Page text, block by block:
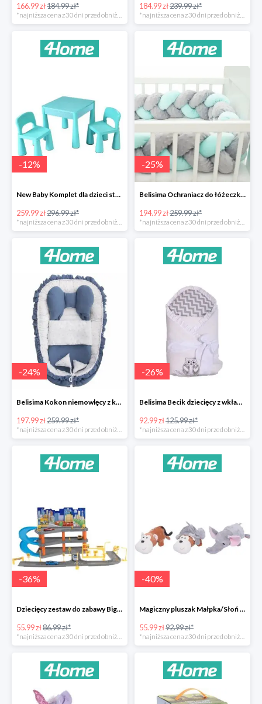
166.99 zł184.99 zł* 184.99 zł239.99 zł*
-12%
New Baby Komplet dla dzieci stolik i krzesełka -12%
259.99 zł296.99 zł*
*najniższa cena z 30 dni przed obniżką
-25%
Belisima Ochraniacz do łóżeczka Warkocz -25%
194.99 zł259.99 zł*
*najniższa cena z 30 dni przed obniżką
-24%
Belisima Kokon niemowlęcy z kołderką Angel Baby-23%
197.99 zł259.99 zł*
-26%
Belisima Becik dziecięcy z wkładem kokosowym Inteligentna sówka -26%
92.99 zł125.99 zł*
-36%
Dziecięcy zestaw do zabawy Big garage -36%
55.99 zł86.99 zł*
*najniższa cena z 30 dni przed obniżką
-40%
Magiczny pluszak Małpka/Słoń -40%
55.99 zł92.99 zł*
*najniższa cena z 30 dni przed obniżką